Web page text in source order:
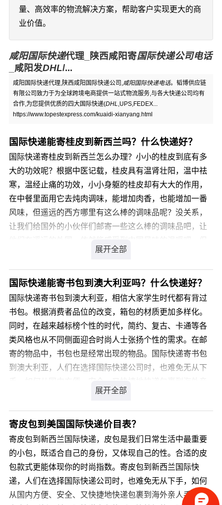
量、高效率的物流解决方案，帮助客户实现更大的商
业价值。
咸阳国际快递代理_陕西咸阳寄国际快递公司电话
_咸阳发DHL/...
咸阳国际快递代理,陕西咸阳国际快递公司,咸阳国际快递电话。韬博供应链
有限公司致力于为全球跨境电商提供一站式物流服务,与各大快递公司均有
合作,为您提供优质的四大国际快递(DHL,UPS,FEDEX...
https://www.topestexpress.com/kuaidi-xianyang.html
国际快递能寄桂皮到新西兰吗？什么快递好？
国际快递寄桂皮到新西兰怎么办理？小小的桂皮到底有多
大的功效呢？根据中医记载，桂皮具有温肾壮阳，温中祛
寒，温经止痛的功效，小小身躯的桂皮却有大大的作用，
在中餐里面用它去炖肉调味，能增加肉香，也能增加一番
风味，但遥远的西方哪里有这么棒的调味品呢？没关系，
让我们给国外的小伙伴们邮寄一些这么棒的调味品吧，让
是，桂皮属于国际敏感品，国际快递不承接，国际快递寄
桂皮到新西兰找什么公司好？国际快递寄桂皮到新西兰，
我们是您最佳的选择，我司从事私人物品国际运输十余年
经验，针对类似产品我司通常采用私人物品通关渠道办理
国际运输，不受海关相关规定限制，目的国通关率高达
99.9%，关税为零。那么，国际快递寄桂皮到新西兰价格
是多少呢?
您可以登录我们官方网站 详细了解。
国际快递能寄书包到澳大利亚吗？什么快递好？
国际快递寄书包到澳大利亚，相信大家学生时代都有背过
书包。根据消费者品位的改变，箱包的材质更加多样化。
同时，在越来越标榜个性的时代，简约、复古、卡通等各
类风格也从不同侧面迎合时尚人士张扬个性的需求。在邮
寄的物品中，书包也是经常出现的物品。国际快递寄书包
到澳大利亚，人们在选择国际快递公司时，也难免无从下
人手中，国际快递寄书包到澳大利亚多久能到？比较好的
国际快递公司有哪些呢?
您可以登录我们官方网站 详细咨询，我司会有专业客服为
您解答，解决您国际快递寄书包到澳大利亚的疑虑。
寄皮包到美国国际快递价目表？
寄皮包到新西兰国际快递，皮包是我们日常生活中最重要
的小包，既适合自己的身份，又体现自己的性。合适的皮
包款式更能体现你的时尚指数。寄皮包到新西兰国际快
递，人们在选择国际快递公司时，也难免无从下手，如何
从国内方便、安全、又快捷地快递包裹到海外亲人手中，